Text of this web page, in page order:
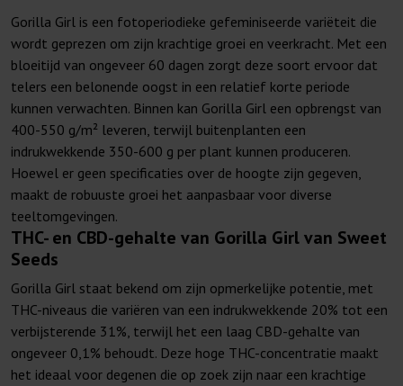
Gorilla Girl is een fotoperiodieke gefeminiseerde variëteit die
wordt geprezen om zijn krachtige groei en veerkracht. Met een
bloeitijd van ongeveer 60 dagen zorgt deze soort ervoor dat
telers een belonende oogst in een relatief korte periode
kunnen verwachten. Binnen kan Gorilla Girl een opbrengst van
400-550 g/m² leveren, terwijl buitenplanten een
indrukwekkende 350-600 g per plant kunnen produceren.
Hoewel er geen specificaties over de hoogte zijn gegeven,
maakt de robuuste groei het aanpasbaar voor diverse
teeltomgevingen.
THC- en CBD-gehalte van Gorilla Girl van Sweet
Seeds
Gorilla Girl staat bekend om zijn opmerkelijke potentie, met
THC-niveaus die variëren van een indrukwekkende 20% tot een
verbijsterende 31%, terwijl het een laag CBD-gehalte van
ongeveer 0,1% behoudt. Deze hoge THC-concentratie maakt
het ideaal voor degenen die op zoek zijn naar een krachtige